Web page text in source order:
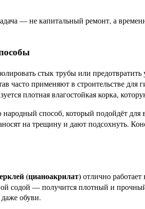
— не капитальный ремонт, а
стык трубы или
часто применяют в строительстве
плотная влагостойкая корка,
народный способ, который подойдёт
на трещину и дают подсохнуть.
(цианоакрилат)отлично
содой — получится плотный и
обуви.